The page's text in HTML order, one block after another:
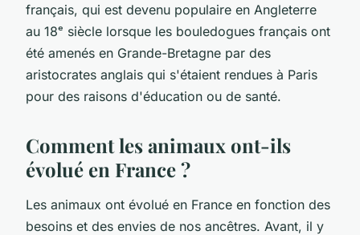
français, qui est devenu populaire en Angleterre
au 18ᵉ siècle lorsque les bouledogues français ont
été amenés en Grande-Bretagne par des
aristocrates anglais qui s'étaient rendues à Paris
pour des raisons d'éducation ou de santé.
Comment les animaux ont-ils
évolué en France ?
Les animaux ont évolué en France en fonction des
besoins et des envies de nos ancêtres. Avant, il y